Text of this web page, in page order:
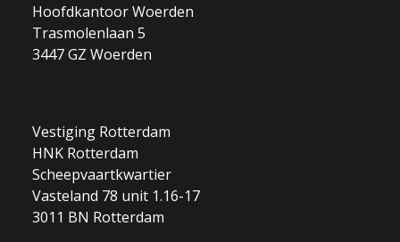
Hoofdkantoor Woerden
Trasmolenlaan 5
3447 GZ Woerden
Vestiging Rotterdam
HNK Rotterdam
Scheepvaartkwartier
Vasteland 78 unit 1.16-17
3011 BN Rotterdam